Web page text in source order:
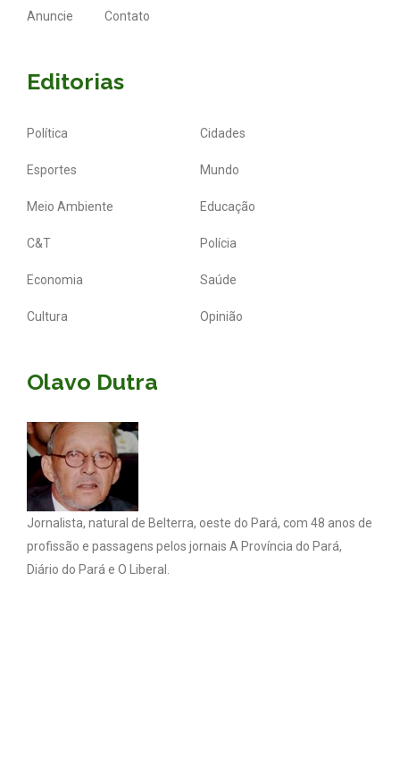
Anuncie Contato
Editorias
Política Cidades
Esportes Mundo
Meio Ambiente Educação
C&T Polícia
Economia Saúde
Cultura Opinião
Olavo Dutra
Jornalista, natural de Belterra, oeste do Pará, com 48 anos de
profissão e passagens pelos jornais A Província do Pará,
Diário do Pará e O Liberal.